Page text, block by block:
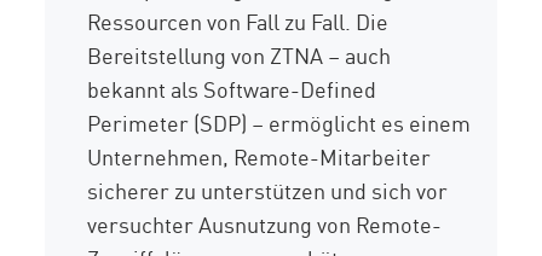
Ressourcen von Fall zu Fall. Die
Bereitstellung von ZTNA – auch
bekannt als Software-Defined
Perimeter (SDP) – ermöglicht es einem
Unternehmen, Remote-Mitarbeiter
sicherer zu unterstützen und sich vor
versuchter Ausnutzung von Remote-